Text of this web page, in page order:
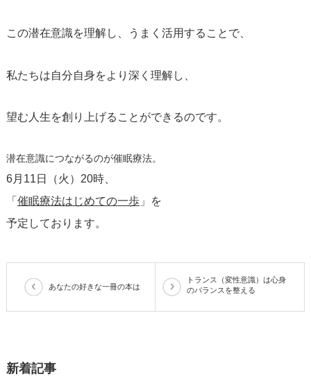
この潜在意識を理解し、うまく活用することで、
私たちは自分自身をより深く理解し、
望む人生を創り上げることができるのです。
潜在意識につながるのが催眠療法。
6月11日（火）20時、
「​ 催眠療法はじめての一歩​」を
予定しております。
あなたの好きな一冊の本は
トランス（変性意識）は心身
のバランスを整える
新着記事